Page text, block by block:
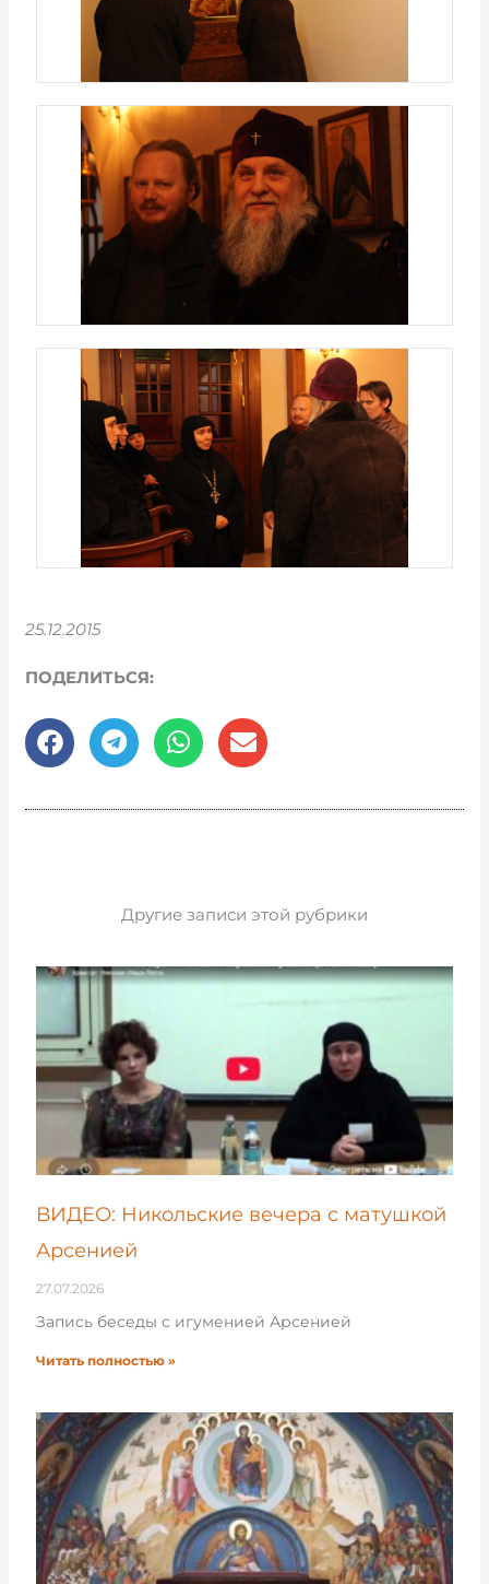
25.12.2015
ПОДЕЛИТЬСЯ:
Другие записи этой рубрики
ВИДЕО: Никольские вечера с матушкой
Арсенией
27.07.2026
Запись беседы с игуменией Арсенией
Читать полностью »